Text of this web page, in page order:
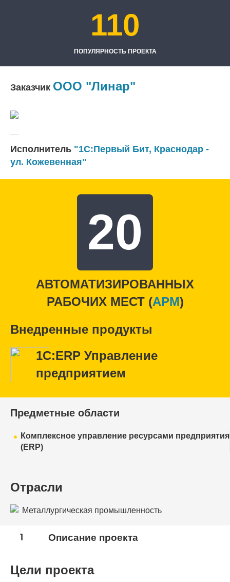
110
ПОПУЛЯРНОСТЬ ПРОЕКТА
Заказчик ООО "Линар"
Исполнитель "1С:Первый Бит, Краснодар -
ул. Кожевенная"
20
АВТОМАТИЗИРОВАННЫХ
РАБОЧИХ МЕСТ (APM)
Внедренные продукты
1С:ERP Управление
предприятием
Предметные области
Комплексное управление ресурсами предприятия
(ERP)
Отрасли
Металлургическая промышленность
1 Описание проекта
Цели проекта